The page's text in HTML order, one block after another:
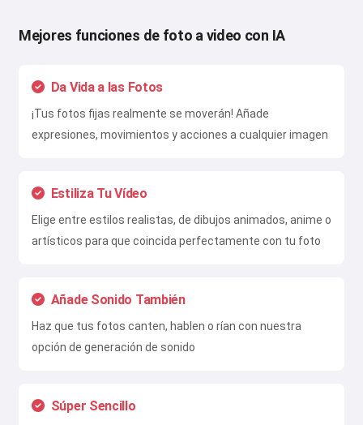
Mejores funciones de foto a video con IA
Da Vida a las Fotos
¡Tus fotos fijas realmente se moverán! Añade
expresiones, movimientos y acciones a cualquier imagen
Estiliza Tu Vídeo
Elige entre estilos realistas, de dibujos animados, anime o
artísticos para que coincida perfectamente con tu foto
Añade Sonido También
Haz que tus fotos canten, hablen o rían con nuestra
opción de generación de sonido
Súper Sencillo